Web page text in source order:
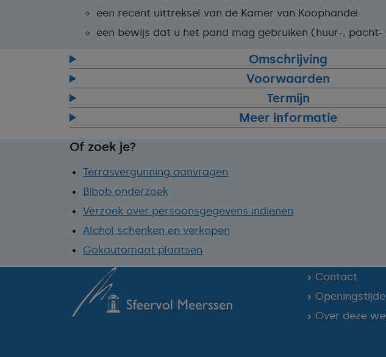
een recent uittreksel van de Kamer van Koophandel
een bewijs dat u het pand mag gebruiken (huur-,
Omschrijving
Voorwaarden
Termijn
Meer informatie
Of zoek je?
Terrasvergunning aanvragen
Bibob onderzoek
Verzoek over persoonsgegevens indienen
Alchol schenken en verkopen
Gokautomaat plaatsen
Contact
Over deze